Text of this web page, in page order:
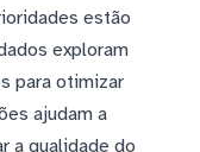
estão
exploram
para otimizar
ajudam a
a qualidade do